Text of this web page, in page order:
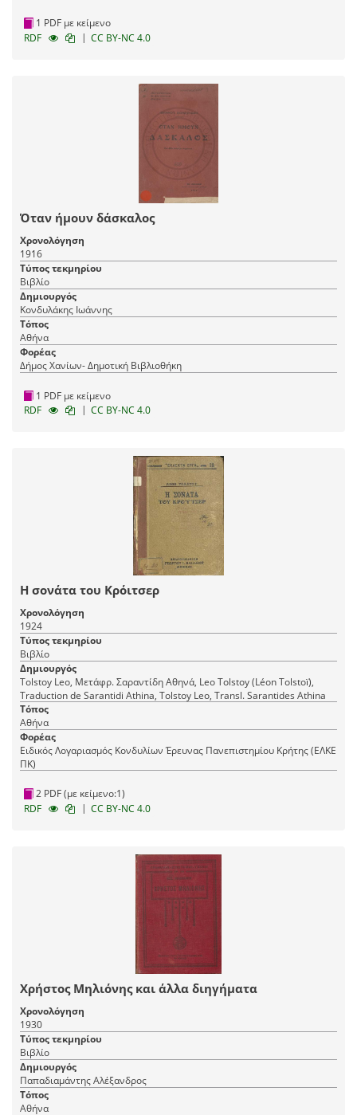
1 PDF με κείμενο
RDF
| CC BY-NC 4.0
Όταν ήμουν δάσκαλος
Χρονολόγηση
1916
Τύπος τεκμηρίου
Βιβλίο
Δημιουργός
Κονδυλάκης Ιωάννης
Τόπος
Αθήνα
Φορέας
Δήμος Χανίων- Δημοτική Βιβλιοθήκη
1 PDF με κείμενο
RDF
| CC BY-NC 4.0
Η σονάτα του Κρόιτσερ
Χρονολόγηση
1924
Τύπος τεκμηρίου
Βιβλίο
Δημιουργός
Tolstoy Leo, Μετάφρ. Σαραντίδη Αθηνά, Leo Tolstoy (Léon Tolstoï),
Traduction de Sarantidi Athina, Tolstoy Leo, Transl. Sarantides Athina
Τόπος
Αθήνα
Φορέας
Ειδικός Λογαριασμός Κονδυλίων Έρευνας Πανεπιστημίου Κρήτης (ΕΛΚΕ
ΠΚ)
2 PDF (με κείμενο:1)
RDF
| CC BY-NC 4.0
Χρήστος Μηλιόνης και άλλα διηγήματα
Χρονολόγηση
1930
Τύπος τεκμηρίου
Βιβλίο
Δημιουργός
Παπαδιαμάντης Αλέξανδρος
Τόπος
Αθήνα